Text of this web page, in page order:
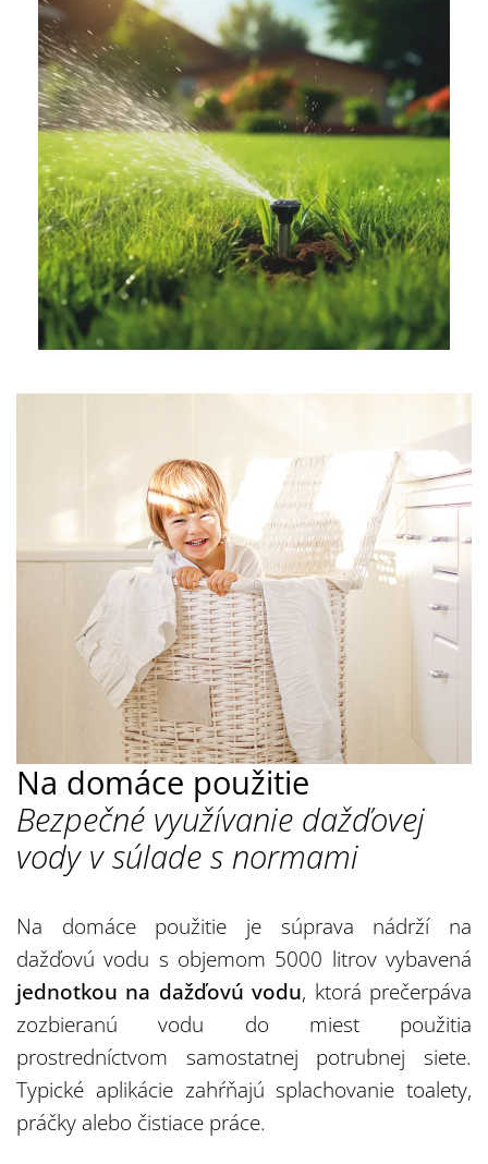
Na domáce použitie
Bezpečné využívanie dažďovej
vody v súlade s normami
Na domáce použitie je súprava nádrží na
dažďovú vodu s objemom 5000 litrov vybavená
jednotkou na dažďovú vodu, ktorá prečerpáva
zozbieranú vodu do miest použitia
prostredníctvom samostatnej potrubnej siete.
Typické aplikácie zahŕňajú splachovanie toalety,
práčky alebo čistiace práce.